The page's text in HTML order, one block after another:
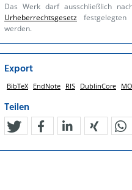
Das Werk darf ausschließlich
Urheberrechtsgesetz festgelegten
werden.
Export
BibTeX EndNote RIS DublinCore
Teilen